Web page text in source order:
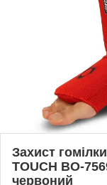
Захист
TOUCH BO-
червоний